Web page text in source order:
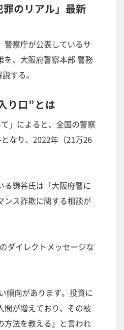
のリアル」最新
警察庁が公表しているサ
を、大阪府警察本部 警務
する。
り口”とは
」によると、全国の警察
なり、2022年（21万26
鎌谷氏は「大阪府警に
ンス詐欺に関する相談が
ダイレクトメッセージな
傾向があります。投資に
間が増えており、その被
方法を教える』と言われ